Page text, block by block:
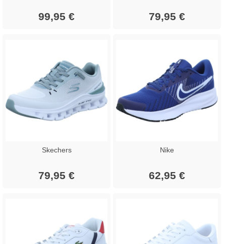
99,95 € 79,95 €
Skechers
79,95 €
Nike
62,95 €